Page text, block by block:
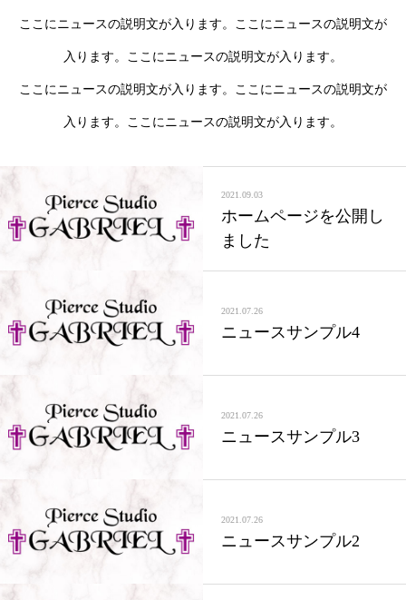
ここにニュースの説明文が入ります。ここにニュースの説明文が
入ります。ここにニュースの説明文が入ります。
ここにニュースの説明文が入ります。ここにニュースの説明文が
入ります。ここにニュースの説明文が入ります。
2021.09.03
ホームページを公開し
ました
2021.07.26
ニュースサンプル4
2021.07.26
ニュースサンプル3
2021.07.26
ニュースサンプル2